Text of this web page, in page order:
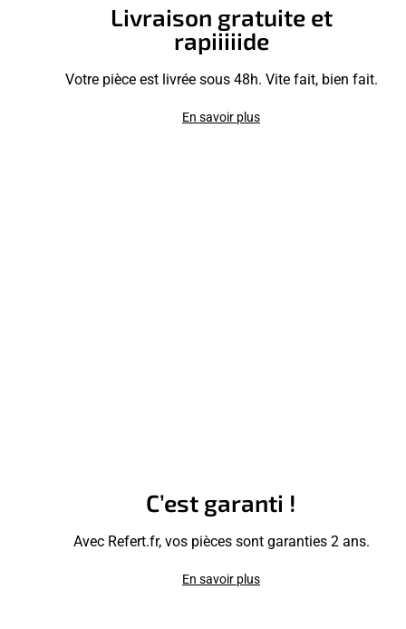
Livraison gratuite et
rapiiiiide
Votre pièce est livrée sous 48h. Vite fait, bien fait.
En savoir plus
C’est garanti !
Avec Refert.fr, vos pièces sont garanties 2 ans.
En savoir plus